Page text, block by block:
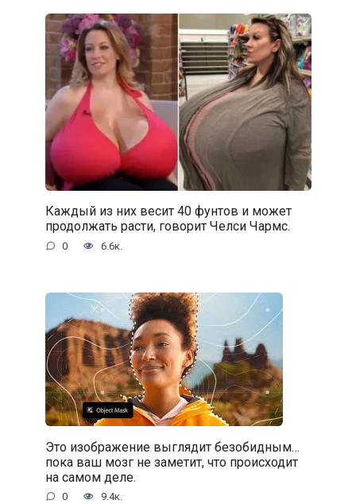
Каждый из них весит 40 фунтов и может
продолжать расти, говорит Челси Чармс.
0 6.6к.
Это изображение выглядит безобидным…
пока ваш мозг не заметит, что происходит
на самом деле.
0 9.4к.